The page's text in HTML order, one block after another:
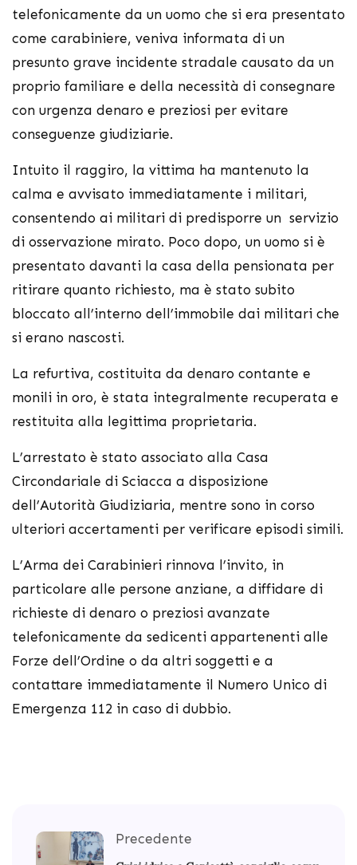
telefonicamente da un uomo che si era presentato
come carabiniere, veniva informata di un
presunto grave incidente stradale causato da un
proprio familiare e della necessità di consegnare
con urgenza denaro e preziosi per evitare
conseguenze giudiziarie.
Intuito il raggiro, la vittima ha mantenuto la
calma e avvisato immediatamente i militari,
consentendo ai militari di predisporre un servizio
di osservazione mirato. Poco dopo, un uomo si è
presentato davanti la casa della pensionata per
ritirare quanto richiesto, ma è stato subito
bloccato all’interno dell’immobile dai militari che
si erano nascosti.
La refurtiva, costituita da denaro contante e
monili in oro, è stata integralmente recuperata e
restituita alla legittima proprietaria.
L’arrestato è stato associato alla Casa
Circondariale di Sciacca a disposizione
dell’Autorità Giudiziaria, mentre sono in corso
ulteriori accertamenti per verificare episodi simili.
L’Arma dei Carabinieri rinnova l’invito, in
particolare alle persone anziane, a diffidare di
richieste di denaro o preziosi avanzate
telefonicamente da sedicenti appartenenti alle
Forze dell’Ordine o da altri soggetti e a
contattare immediatamente il Numero Unico di
Emergenza 112 in caso di dubbio.
Precedente